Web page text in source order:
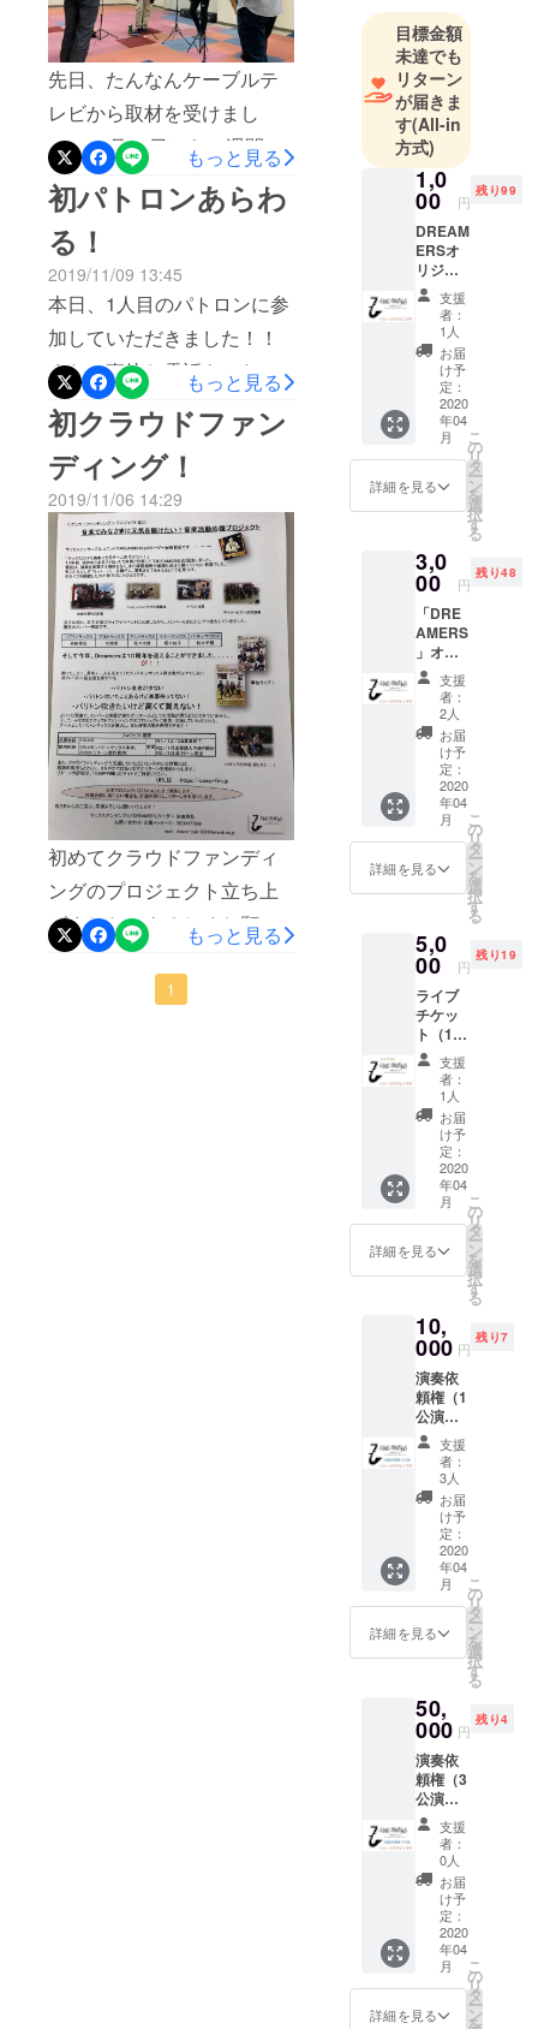
やエレクトーンなどの合同
発表会のゲストとして演奏
させていただきました。聞
いていたレッスン生の子達
は、「サックスってあんな
でっかい（バリトンサック
スのことだ！）のもあるん
だー！」と驚かれた様子☆
喜んでもらえたようで良
かったです。(^^)また、僕ら
も素敵なステージで演奏で
きたことは素晴らしい経験
になりました！こうやっ
て、「演奏してくれる？」
という話を聞くと、やはり
必要な楽器はきちんと揃え
ることが急務だなと感じま
す！(^^)クラウドファンディ
ング終了まで1ヶ月を切りま
した☆皆様からの応援、少
しずつ増えているのがとて
も嬉しいです！
先日、たんなんケーブルテ
レビから取材を受けまし
て、11月23日から一週間、
ドリーマーズ の紹介をして
くれます！「たん９」とい
う番組で9時・17時・21時
の枠で放送されます！僕自
身も、10周年ということで
チームを振り返るいい機会
になったように思います☆
ケーブルテレビ引いてある
かたは、是非ご覧ください
☆引いてないかたは、是非
契約してご覧ください
（笑）
もっと見る
初パトロンあらわ
る！
2019/11/09 13:45
本日、1人目のパトロンに参
加していただきました！！
また、直接お電話もいただ
き、「岩田君の行動する勇
気、素晴らしいよ！」と声
援までいただきました☆こ
の場を借りて感謝申し上げ
ます(^^)さらに、パトロンの
方からキンコン西野さんの
「新世界」という本を勧め
てもらいました。同じく、
クラウドファンディングの
事について書かれていて、
今の僕とシンクロするとこ
ろが多いとのことでした。
さっそく読んでみたいです
ね！
もっと見る
初クラウドファン
ディング！
2019/11/06 14:29
初めてクラウドファンディ
ングのプロジェクト立ち上
げました！よろしくお願い
します(^^)自分の行ける範囲
で、まずはお世話になって
もっと見る
1
手にしてか
ら、吹奏楽
団「たけふ
プティトア
ンサンブ
ル」に所
その後、
サックスの
魅力をもっ
と引き出し
たいという
思いから、
自身が立ち
上げたアン
サンブルユ
ニット
「DREAMER
て、福井県
内を中心に
演奏活動
普段は、自
動車販売店
に勤務。
目標金額
未達でも
リターン
が届きま
す(All-in
方式)
1,0
00 円
残り99
DREAM
ERSオ
リジナ
ルス
テッ
カー1枚
提供 制
作枚数
100枚
支援
者：
1人
お届
け予
定：
2020
年04
月
詳細を見る
こ
の
リ
タ
ー
ン
を
選
択
す
る
3,0
00 円
残り48
「DRE
AMERS
」オリ
ジナル
ステッ
カー1枚
提供 ※
ライブ
時 1ド
リンク
サービ
ス機能
付（ド
リンク
サービ
ブに限
りま
す） 制
作枚数
50枚 有
効期限
は発送
してか
ら3年間
です。
支援
者：
2人
お届
け予
定：
2020
年04
月
詳細を見る
こ
の
リ
タ
ー
ン
を
選
択
す
る
5,0
00 円
残り19
ライブ
チケッ
ト（1ド
リンク
付き）5
枚提供
2020年
春もし
くは秋
頃開催
予定の
単独ラ
イブの
チケッ
トにな
所は未
定です
が、福
井県内
になり
ます。
※使わな
かった
場合、
次回の
ライブ
チケッ
トとし
てご利
用でき
ます。
制作枚
支援
者：
1人
お届
け予
定：
2020
年04
月
詳細を見る
こ
の
リ
タ
ー
ン
を
選
択
す
る
10,
000 円
残り7
演奏依
頼権（1
公演）
※基本的
に福井
県内に
限りま
す。祭
りの余
興、季
節のイ
ベント
などに
使って
くださ
の都合
がつく
タイミ
ングで
あれ
ば、い
つでも
お受け
いたし
ます！
別途交
通費を
いただ
きま
す。 10
セット
限定
支援
者：
3人
お届
け予
定：
2020
年04
月
詳細を見る
こ
の
リ
タ
ー
ン
を
選
択
す
る
50,
000 円
残り4
演奏依
頼権（3
公演
分） ※
基本的
に福井
県内に
限りま
す。祭
りや、
季節の
イベン
トなど
に使っ
支援
者：
0人
お届
け予
定：
2020
年04
月
詳細を見る
こ
の
リ
タ
ー
ン
を